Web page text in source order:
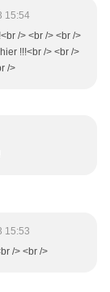
15:54
/> <br /> <br />
!!!<br /> <br />
/>
15:53
/> <br />